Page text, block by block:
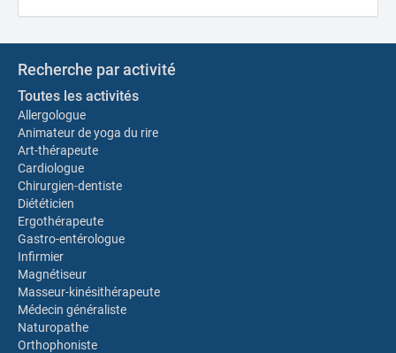
Recherche par activité
Toutes les activités
Allergologue
Animateur de yoga du rire
Art-thérapeute
Cardiologue
Chirurgien-dentiste
Diététicien
Ergothérapeute
Gastro-entérologue
Infirmier
Magnétiseur
Masseur-kinésithérapeute
Médecin généraliste
Naturopathe
Orthophoniste